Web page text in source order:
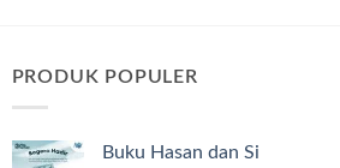
PRODUK POPULER
Buku Hasan dan Si